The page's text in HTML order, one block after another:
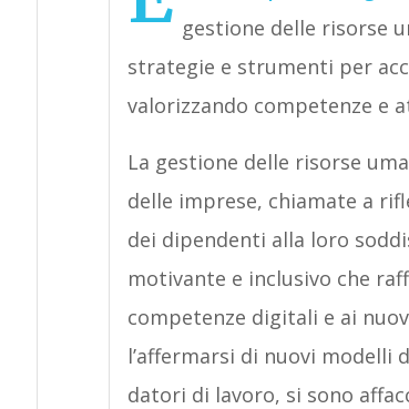
gestione delle risorse
strategie e strumenti per
valorizzando competenze e
La gestione delle risorse
delle imprese, chiamate a
dei dipendenti alla loro
motivante e inclusivo che
competenze digitali e ai
l’affermarsi di nuovi
datori di lavoro, si sono